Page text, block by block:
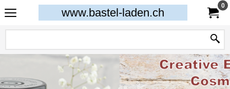
www.bastel-laden.ch
0